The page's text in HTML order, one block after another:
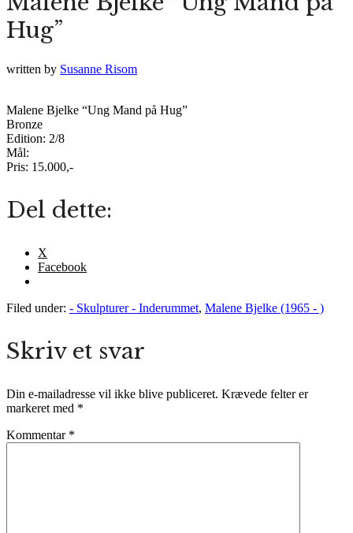
Hug”
written by Susanne Risom
Malene Bjelke “Ung Mand på Hug”
Bronze
Edition: 2/8
Mål:
Pris: 15.000,-
Del dette:
X
Facebook
Filed under: - Skulpturer - Inderummet, Malene Bjelke (1965 - )
Skriv et svar
Din e-mailadresse vil ikke blive publiceret. Krævede felter er
markeret med *
Kommentar *